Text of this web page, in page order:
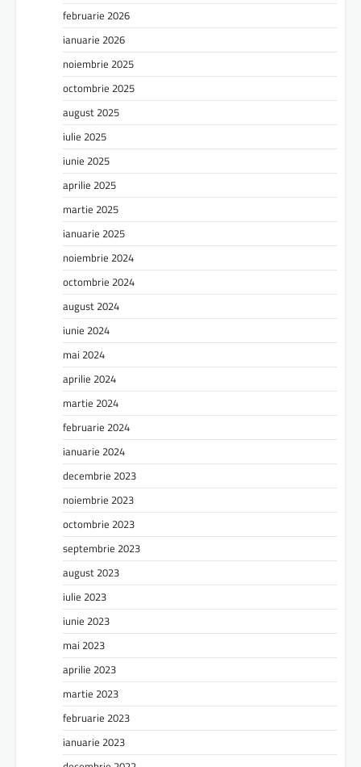
februarie 2026
ianuarie 2026
noiembrie 2025
octombrie 2025
august 2025
iulie 2025
iunie 2025
aprilie 2025
martie 2025
ianuarie 2025
noiembrie 2024
octombrie 2024
august 2024
iunie 2024
mai 2024
aprilie 2024
martie 2024
februarie 2024
ianuarie 2024
decembrie 2023
noiembrie 2023
octombrie 2023
septembrie 2023
august 2023
iulie 2023
iunie 2023
mai 2023
aprilie 2023
martie 2023
februarie 2023
ianuarie 2023